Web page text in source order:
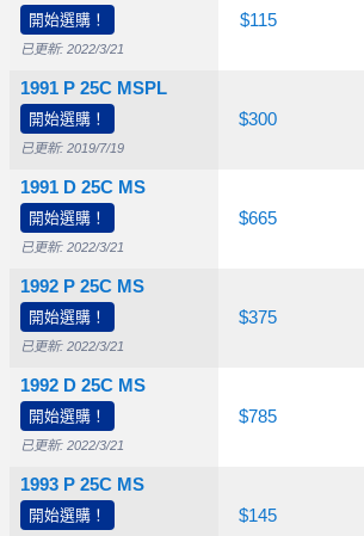
開始選購！
已更新: 2022/3/21
1991 P 25C MSPL
開始選購！
已更新: 2019/7/19
1991 D 25C MS
開始選購！
已更新: 2022/3/21
1992 P 25C MS
開始選購！
已更新: 2022/3/21
1992 D 25C MS
開始選購！
已更新: 2022/3/21
1993 P 25C MS
開始選購！
$10.00 $115
$300
$10.00 $665
$15.00 $375
$12.50 $785
$12.50 $145